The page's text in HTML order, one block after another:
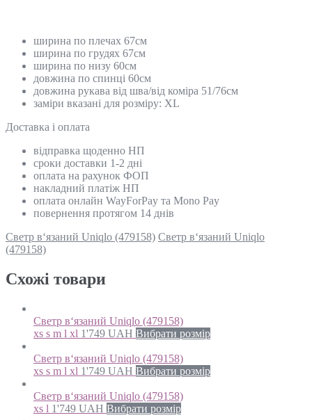
ширина по плечах 67см
ширина по грудях 67см
ширина по низу 60см
довжина по спинці 60см
довжина рукава від шва/від коміра 51/76см
заміри вказані для розміру: XL
Доставка і оплата
відправка щоденно НП
сроки доставки 1-2 дні
оплата на рахунок ФОП
накладний платіж НП
оплата онлайн WayForPay та Mono Pay
повернення протягом 14 днів
Светр в‘язаний Uniqlo (479158) Светр в‘язаний Uniqlo
(479158)
Схожi товари
Светр в‘язаний Uniqlo (479158)
xs s m l xl 1'749 UAH Вибрати розмір
Светр в‘язаний Uniqlo (479158)
xs s m l xl 1'749 UAH Вибрати розмір
Светр в‘язаний Uniqlo (479158)
xs l 1'749 UAH Вибрати розмір